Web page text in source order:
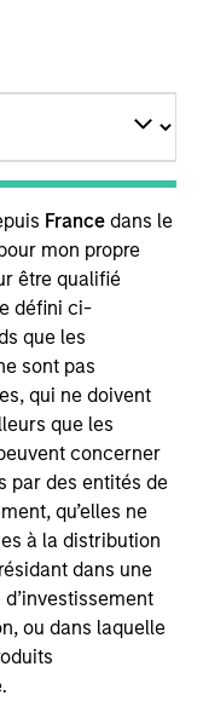
France dans le
mon propre
être qualifié
défini ci-
que les
sont pas
qui ne doivent
que les
concerner
par des entités de
qu’elles ne
à la distribution
dans une
ou dans laquelle
within
this role, he
hedge
fund advisory
responsible
client advisory
Investment
of industry
he was at
for
diligence and
of hedge
Chris worked